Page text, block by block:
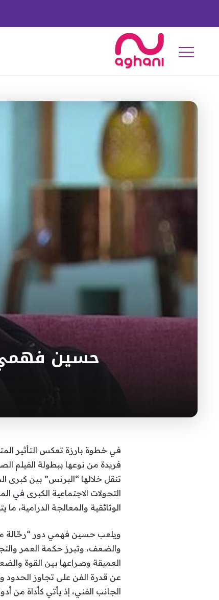
حسين فهمي
في خطوة بارزة تعكس التأثير
تنقل خلالها “البرنس” بين
الوثائقية والمعالجة
ويلعب حسين فهمي دور “رحّالة
والضعف، وتبرز حكمة العمر
العميقة وصراعها بين القوة
عن قدرة الفن على تجاوز الحدود